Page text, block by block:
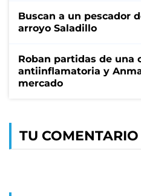
Buscan a un pescador
arroyo Saladillo
Roban partidas de una
antiinflamatoria y
mercado
TU COMENTARIO